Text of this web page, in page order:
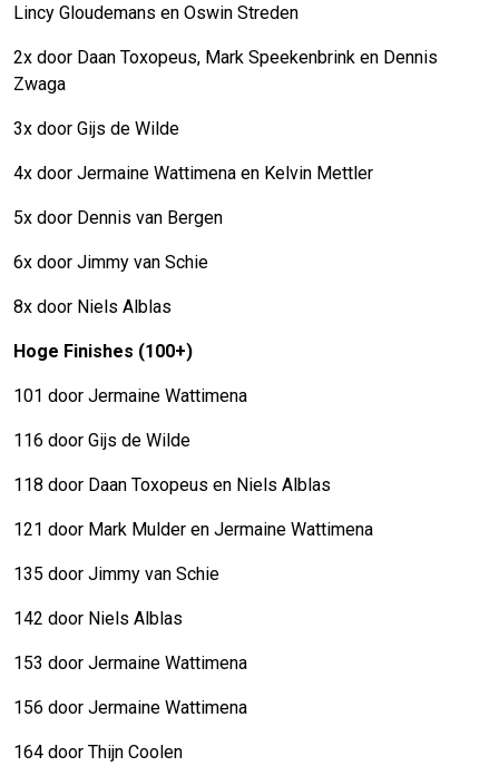
Lincy Gloudemans en Oswin Streden
2x door Daan Toxopeus, Mark Speekenbrink en Dennis
Zwaga
3x door Gijs de Wilde
4x door Jermaine Wattimena en Kelvin Mettler
5x door Dennis van Bergen
6x door Jimmy van Schie
8x door Niels Alblas
Hoge Finishes (100+)
101 door Jermaine Wattimena
116 door Gijs de Wilde
118 door Daan Toxopeus en Niels Alblas
121 door Mark Mulder en Jermaine Wattimena
135 door Jimmy van Schie
142 door Niels Alblas
153 door Jermaine Wattimena
156 door Jermaine Wattimena
164 door Thijn Coolen